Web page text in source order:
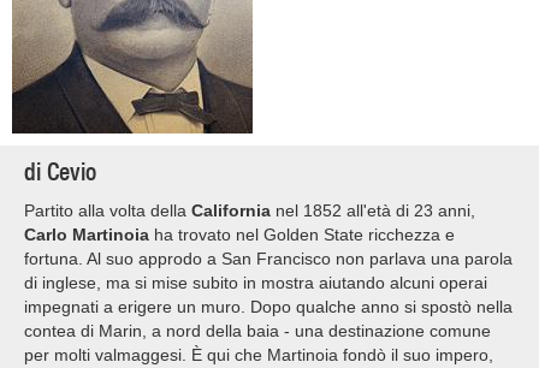
di Cevio
Partito alla volta della California nel 1852 all'età di 23 anni,
Carlo Martinoia ha trovato nel Golden State ricchezza e
fortuna. Al suo approdo a San Francisco non parlava una parola
di inglese, ma si mise subito in mostra aiutando alcuni operai
impegnati a erigere un muro. Dopo qualche anno si spostò nella
contea di Marin, a nord della baia - una destinazione comune
per molti valmaggesi. È qui che Martinoia fondò il suo impero,